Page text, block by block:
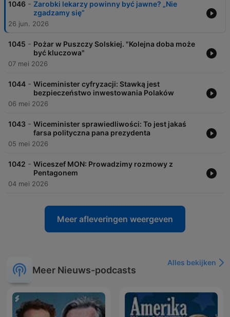
1046 - Zarobki lekarzy powinny być jawne? „Nie
zgadzamy się”
26 jun. 2026
1045 - ​Pożar w Puszczy Solskiej. "Kolejna doba może
być kluczowa"
07 mei 2026
1044 - Wiceminister cyfryzacji: Stawką jest
bezpieczeństwo inwestowania Polaków
06 mei 2026
1043 - Wiceminister sprawiedliwości: To jest jakaś
farsa polityczna pana prezydenta
05 mei 2026
1042 - Wiceszef MON: Prowadzimy rozmowy z
Pentagonem
04 mei 2026
Meer afleveringen weergeven
Meer Nieuws-podcasts
Alles bekijken